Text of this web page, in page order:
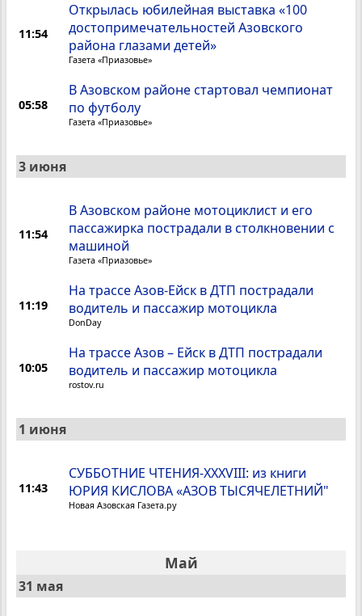
11:54
Открылась юбилейная выставка «100
достопримечательностей Азовского
района глазами детей»
Газета «Приазовье»
05:58
В Азовском районе стартовал чемпионат
по футболу
Газета «Приазовье»
3 июня
11:54
В Азовском районе мотоциклист и его
пассажирка пострадали в столкновении с
машиной
Газета «Приазовье»
11:19
На трассе Азов-Ейск в ДТП пострадали
водитель и пассажир мотоцикла
DonDay
10:05
На трассе Азов – Ейск в ДТП пострадали
водитель и пассажир мотоцикла
rostov.ru
1 июня
11:43
CУББОТНИЕ ЧТЕНИЯ-XXXVIII: из книги
ЮРИЯ КИСЛОВА «АЗОВ ТЫСЯЧЕЛЕТНИЙ"
Новая Азовская Газета.ру
Май
31 мая